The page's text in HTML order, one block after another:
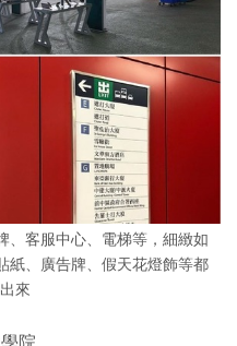
、客服中心、電梯等，細緻如
紙、廣告牌、假天花燈飾等都
來
院